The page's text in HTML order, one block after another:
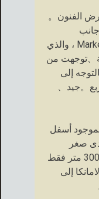
الفنون。
المرفأ、لاحظ أنه في Market Place ، والذي
、توجهت من
إلى
。جيد、
أسفل
صغر
هوبارت؟。إنه على بعد حوالى 300 متر فقط
إلى